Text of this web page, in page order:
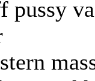
pussy